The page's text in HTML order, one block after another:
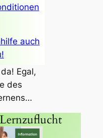
auch
Egal,
des